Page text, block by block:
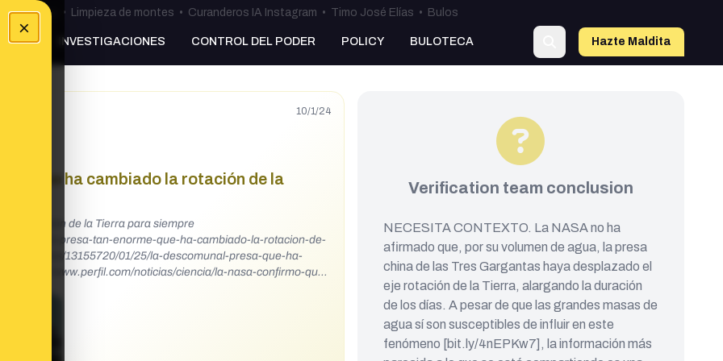
×
Ceuta • Limpieza de montes • Curanderos IA Instagram • Timo José Elías • Bulos
INVESTIGACIONES CONTROL DEL PODER POLICY BULOTECA Hazte Maldita
10/1/24
que ha cambiado la rotación de la
la rotación de la Tierra para siempre
una-presa-tan-enorme-que-ha-cambiado-la-rotacion-de-
noticias/13155720/01/25/la-descomunal-presa-que-ha-
https://www.perfil.com/noticias/ciencia/la-nasa-confirmo-que-
tierra.phtml Cuando parecía que todo lo
realidad lo que parecía una auténtica quimera. Pekín ha
de su desarrollo económico y energético. La Presa de las
no solo es una obra titánica de la ingeniería moderna, sino
Verification team conclusion
NECESITA CONTEXTO. La NASA no ha
afirmado que, por su volumen de agua, la presa
china de las Tres Gargantas haya desplazado el
eje rotación de la Tierra, alargando la duración
de los días. A pesar de que las grandes masas de
agua sí son susceptibles de influir en este
fenómeno [bit.ly/4nEPKw7], la información más